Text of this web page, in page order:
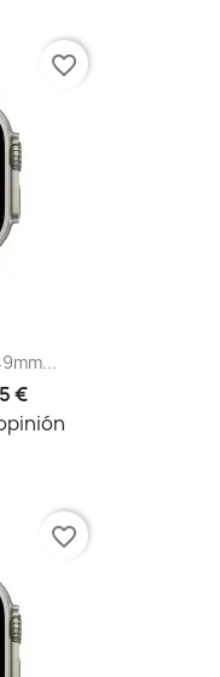
€
favorite_border
favorite_border